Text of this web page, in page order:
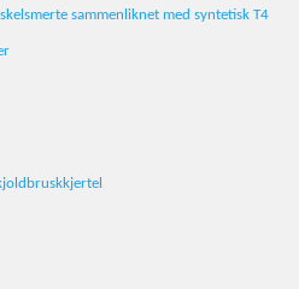
sammenliknet med syntetisk T4